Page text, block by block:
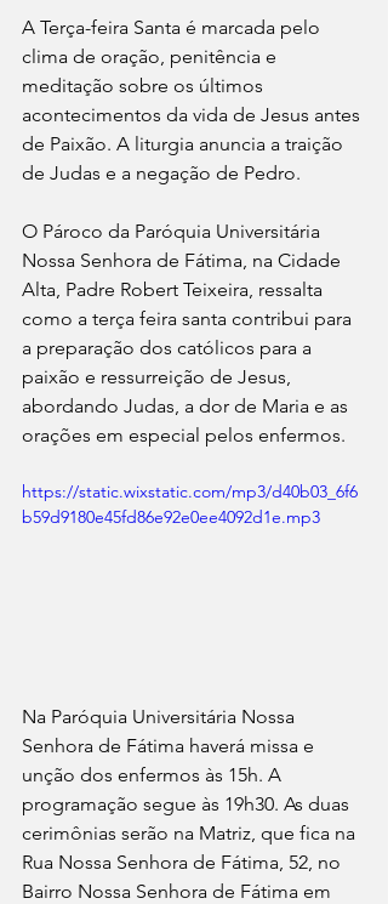
A Terça-feira Santa é marcada pelo
clima de oração, penitência e
meditação sobre os últimos
acontecimentos da vida de Jesus antes
de Paixão. A liturgia anuncia a traição
de Judas e a negação de Pedro.
O Pároco da Paróquia Universitária
Nossa Senhora de Fátima, na Cidade
Alta, Padre Robert Teixeira, ressalta
como a terça feira santa contribui para
a preparação dos católicos para a
paixão e ressurreição de Jesus,
abordando Judas, a dor de Maria e as
orações em especial pelos enfermos.
https://static.wixstatic.com/mp3/d40b03_6f6
b59d9180e45fd86e92e0ee4092d1e.mp3
Na Paróquia Universitária Nossa
Senhora de Fátima haverá missa e
unção dos enfermos às 15h. A
programação segue às 19h30. As duas
cerimônias serão na Matriz, que fica na
Rua Nossa Senhora de Fátima, 52, no
Bairro Nossa Senhora de Fátima em